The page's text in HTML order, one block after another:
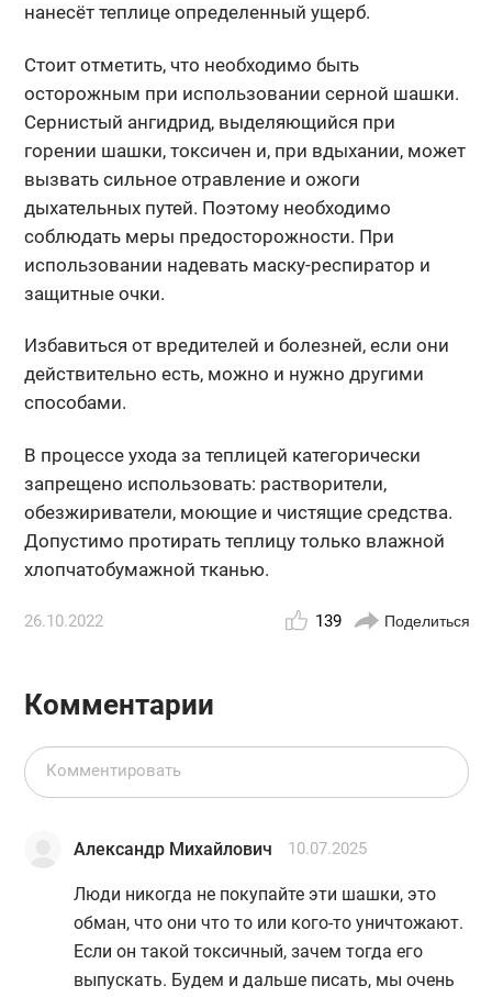
нанесёт теплице определенный ущерб.
Стоит отметить, что необходимо быть
осторожным при использовании серной шашки.
Сернистый ангидрид, выделяющийся при
горении шашки, токсичен и, при вдыхании, может
вызвать сильное отравление и ожоги
дыхательных путей. Поэтому необходимо
соблюдать меры предосторожности. При
использовании надевать маску-респиратор и
защитные очки.
Избавиться от вредителей и болезней, если они
действительно есть, можно и нужно другими
способами.
В процессе ухода за теплицей категорически
запрещено использовать: растворители,
обезжириватели, моющие и чистящие средства.
Допустимо протирать теплицу только влажной
хлопчатобумажной тканью.
26.10.2022 139 Поделиться
Комментарии
Александр Михайлович 10.07.2025
Люди никогда не покупайте эти шашки, это
обман, что они что то или кого-то уничтожают.
Если он такой токсичный, зачем тогда его
выпускать. Будем и дальше писать, мы очень